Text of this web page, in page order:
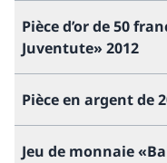
Pièce d’or de 50
Juventute» 2012
Pièce en argent de
Jeu de monnaie